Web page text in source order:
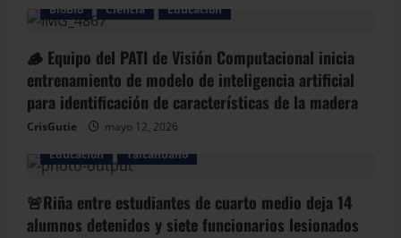
BioBio
Ciencia Educación
🪵 Equipo del PATI de Visión Computacional inicia
entrenamiento de modelo de inteligencia artificial
para identificación de características de la madera
CrisGutie
mayo 12, 2026
Educación
Talcahuano
🚨Riña entre estudiantes de cuarto medio deja 14
alumnos detenidos y siete funcionarios lesionados